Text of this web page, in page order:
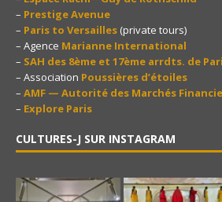
– Prestige Avenue
– Paris to Versailles (private tours)
– Agence Marianne International
– SAH des 8ème et 17ème arrdts. de
– Association Poussières d’étoiles
– AMF — Autorité des Marchés
– Explore Paris
CULTURES-J SUR INSTAGRAM